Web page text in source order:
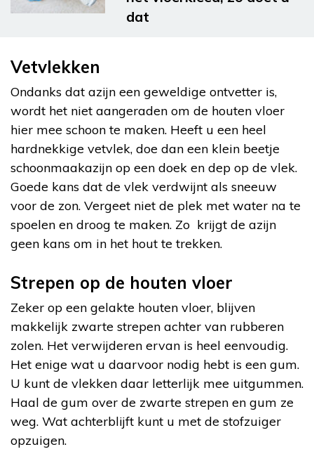
dat
Vetvlekken
Ondanks dat azijn een geweldige ontvetter is,
wordt het niet aangeraden om de houten vloer
hier mee schoon te maken. Heeft u een heel
hardnekkige vetvlek, doe dan een klein beetje
schoonmaakazijn op een doek en dep op de vlek.
Goede kans dat de vlek verdwijnt als sneeuw
voor de zon. Vergeet niet de plek met water na te
spoelen en droog te maken. Zo krijgt de azijn
geen kans om in het hout te trekken.
Strepen op de houten vloer
Zeker op een gelakte houten vloer, blijven
makkelijk zwarte strepen achter van rubberen
zolen. Het verwijderen ervan is heel eenvoudig.
Het enige wat u daarvoor nodig hebt is een gum.
U kunt de vlekken daar letterlijk mee uitgummen.
Haal de gum over de zwarte strepen en gum ze
weg. Wat achterblijft kunt u met de stofzuiger
opzuigen.